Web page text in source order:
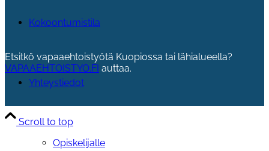
Kokoontumistila
Yhteystiedot
Opiskelijalle
Etsitkö vapaaehtoistyötä Kuopiossa tai lähialueella?
VAPAAEHTOISTYO.FI auttaa.
Scroll to top